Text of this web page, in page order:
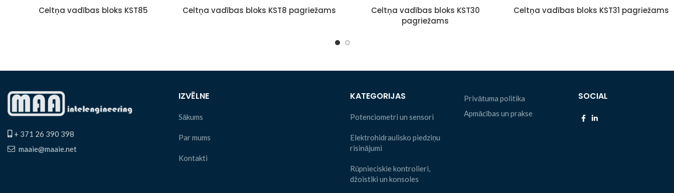
Celtņa vadības bloks KST85 Celtņa vadības bloks KST8 pagriežams
Celtņa vadības bloks KST30
pagriežams
Celtņa vadības bloks KST31 pagriežams
+ 371 26 390 398
maaie@maaie.net
IZVĒLNE
Sākums
Par mums
Kontakti
KATEGORIJAS
Potenciometri un sensori
Elektrohidraulisko piedziņu
risinājumi
Rūpnieciskie kontrolieri,
džoistiki un konsoles
Privātuma politika
Apmācības un prakse
SOCIAL